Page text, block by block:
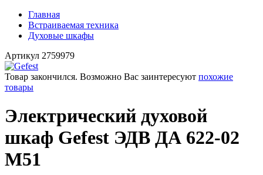
Главная
Встраиваемая техника
Духовые шкафы
Артикул 2759979
Товар закончился. Возможно Вас заинтересуют похожие
товары
Электрический духовой
шкаф Gefest ЭДВ ДА 622-02
М51